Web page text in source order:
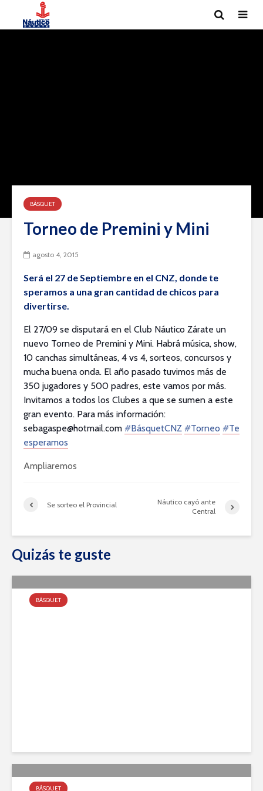
BÁSQUET
Torneo de Premini y Mini
agosto 4, 2015
Será el 27 de Septiembre en el CNZ, donde te
speramos a una gran cantidad de chicos para
divertirse.
El 27/09 se disputará en el Club Náutico Zárate un
nuevo Torneo de Premini y Mini. Habrá música, show,
10 canchas simultáneas, 4 vs 4, sorteos, concursos y
mucha buena onda. El año pasado tuvimos más de
350 jugadores y 500 padres, este vamos por más.
Invitamos a todos los Clubes a que se sumen a este
gran evento. Para más información:
sebagaspe@hotmail.com ‪#‎BásquetCNZ‬ ‪#‎Torneo‬ ‪#‎Te
esperamos‬
Ampliaremos
Se sorteo el Provincial
Náutico cayó ante
Central
Quizás te guste
BÁSQUET
BÁSQUET